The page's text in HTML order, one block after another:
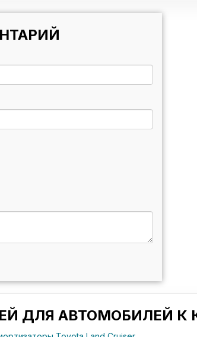
ДЛЯ АВТОМОБИЛЕЙ